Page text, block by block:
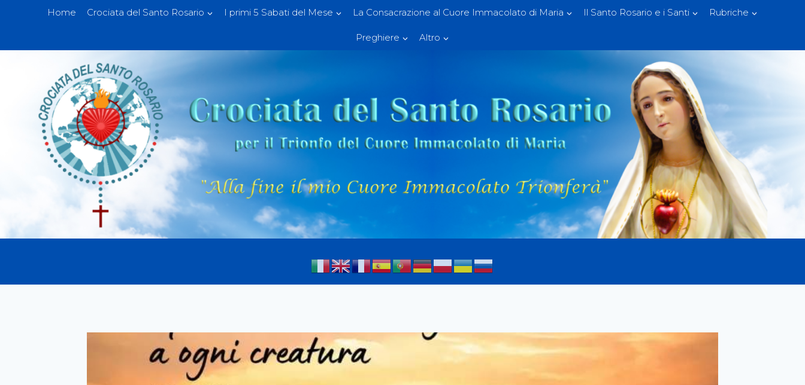
Home Crociata del Santo Rosario I primi 5 Sabati del Mese La Consacrazione al Cuore Immacolato di Maria Il Santo Rosario e i Santi Rubriche
Preghiere Altro